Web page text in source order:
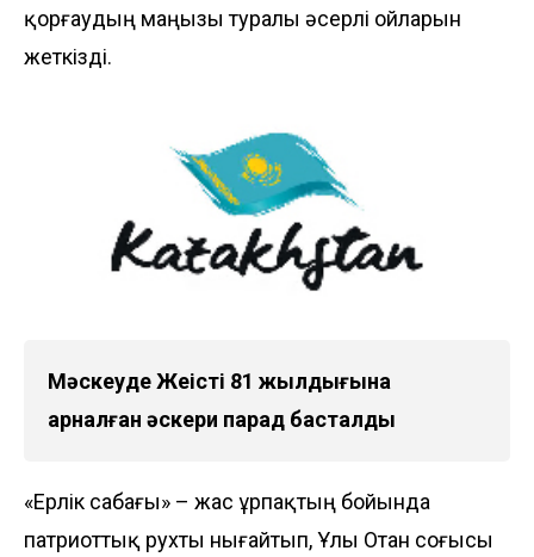
қорғаудың маңызы туралы әсерлі ойларын
жеткізді.
Мәскеуде Жеңістің 81 жылдығына
арналған әскери парад басталды
«Ерлік сабағы» – жас ұрпақтың бойында
патриоттық рухты нығайтып, Ұлы Отан соғысы